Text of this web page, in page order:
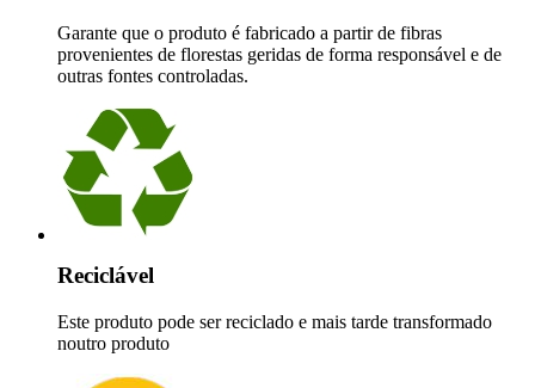
Garante que o produto é fabricado a partir de fibras
provenientes de florestas geridas de forma responsável e de
outras fontes controladas.
Reciclável
Este produto pode ser reciclado e mais tarde transformado
noutro produto